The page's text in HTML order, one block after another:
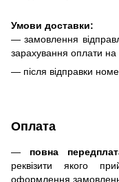
Умови доставки:
— замовлення
зарахування оплати на
— після відправки
Оплата
— повна
реквізити якого
оформлення